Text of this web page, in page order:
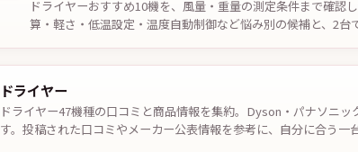
ドライヤーおすすめ10機を、風量・重量の測定条件まで確認
算・軽さ・低温設定・温度自動制御など悩み別の候補と、2
ドライヤー
ドライヤー47機種の口コミと商品情報を集約。Dyson・パナソニ
す。投稿された口コミやメーカー公表情報を参考に、自分に合う一